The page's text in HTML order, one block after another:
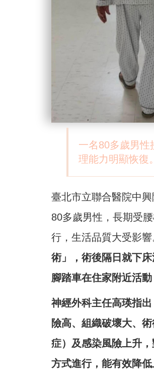
一名80多歲男性
理能力明顯恢復
臺北市立聯合醫院中
80多歲男性，長期受
行，生活品質大受影響
術」，術後隔日就下
腳踏車在住家附近活
神經外科主任高瑛指
險高、組織破壞大、
症）及感染風險上升
方式進行，能有效降